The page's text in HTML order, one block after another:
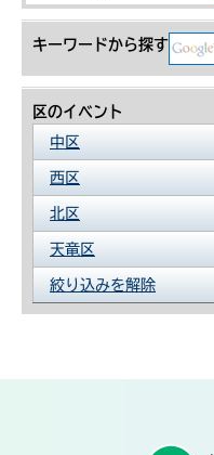
キーワードから探す
区のイベント
中区
西区
北区
天竜区
絞り込みを解除